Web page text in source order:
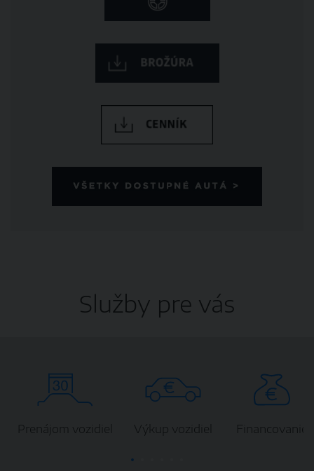
Služby pre vás
Prenájom vozidiel Výkup vozidiel Financovanie